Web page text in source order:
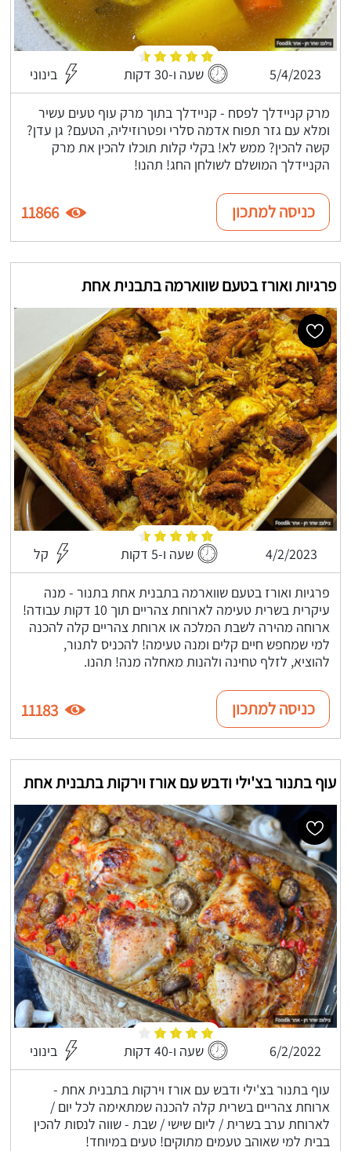
5/4/2023 שעה ו-30 דקות בינוני
מרק קניידלך לפסח - קניידלך בתוך מרק עוף טעים עשיר
ומלא עם גזר תפוח אדמה סלרי ופטרוזיליה, הטעם? גן עדן?
קשה להכין? ממש לא! בקלי קלות תוכלו להכין את מרק
הקניידלך המושלם לשולחן החג! תהנו!
כניסה למתכון 11866
פרגיות ואורז בטעם שווארמה בתבנית אחת
4/2/2023 שעה ו-5 דקות קל
פרגיות ואורז בטעם שווארמה בתבנית אחת בתנור - מנה
עיקרית בשרית טעימה לארוחת צהריים תוך 10 דקות עבודה!
ארוחה מהירה לשבת המלכה או ארוחת צהריים קלה להכנה
למי שמחפש חיים קלים ומנה טעימה! להכניס לתנור,
להוציא, לזלף טחינה ולהנות מאחלה מנה! תהנו.
כניסה למתכון 11183
עוף בתנור בצ'ילי ודבש עם אורז וירקות בתבנית אחת
6/2/2022 שעה ו-40 דקות בינוני
עוף בתנור בצ'ילי ודבש עם אורז וירקות בתבנית אחת -
ארוחת צהריים בשרית קלה להכנה שמתאימה לכל יום /
לארוחת ערב בשרית / ליום שישי / שבת - שווה לנסות להכין
בבית למי שאוהב טעמים מתוקים! טעים במיוחד!